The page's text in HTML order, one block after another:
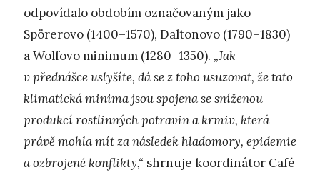
odpovídalo obdobím označovaným jako
Spörerovo (1400–1570), Daltonovo (1790–1830)
a Wolfovo minimum (1280–1350). „Jak
v přednášce uslyšíte, dá se z toho usuzovat, že tato
klimatická minima jsou spojena se sníženou
produkcí rostlinných potravin a krmiv, která
právě mohla mít za následek hladomory, epidemie
a ozbrojené konflikty,“ shrnuje koordinátor Café